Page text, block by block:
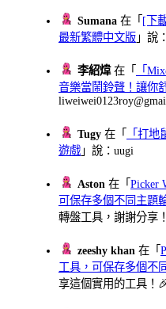
Sumana 在「 [下
最新繁體中文版 」說
李紹煒在「
「
音樂當鬧鈴聲！讓你
Tugy 在「
「打
遊戲 」說：uugi
Aston 在「Picker
可保存多個不同主題
轉盤工具，謝謝分享
zeeshy khan 在「
工具，可保存多個不
享這個實用的工具！